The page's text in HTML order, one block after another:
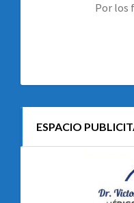
Por los
ESPACIO